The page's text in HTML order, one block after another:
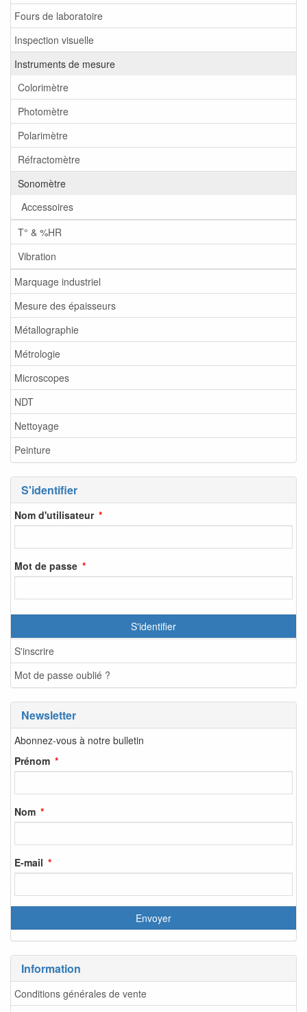
Fours de laboratoire
Inspection visuelle
Instruments de mesure
Colorimètre
Photomètre
Polarimètre
Réfractomètre
Sonomètre
Accessoires
T° & %HR
Vibration
Marquage industriel
Mesure des épaisseurs
Métallographie
Métrologie
Microscopes
NDT
Nettoyage
Peinture
S'identifier
Nom d'utilisateur
Mot de passe
S'identifier
S'inscrire
Mot de passe oublié ?
Newsletter
Abonnez-vous à notre bulletin
Prénom
Nom
E-mail
Information
Conditions générales de vente